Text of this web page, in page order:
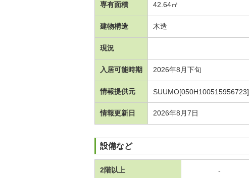
専有面積 42.64㎡
建物構造 木造
現況
入居可能時期 2026年8月下旬
情報提供元 SUUMO[050H100515956723]
情報更新日 2026年8月7日
設備など
2階以上 -